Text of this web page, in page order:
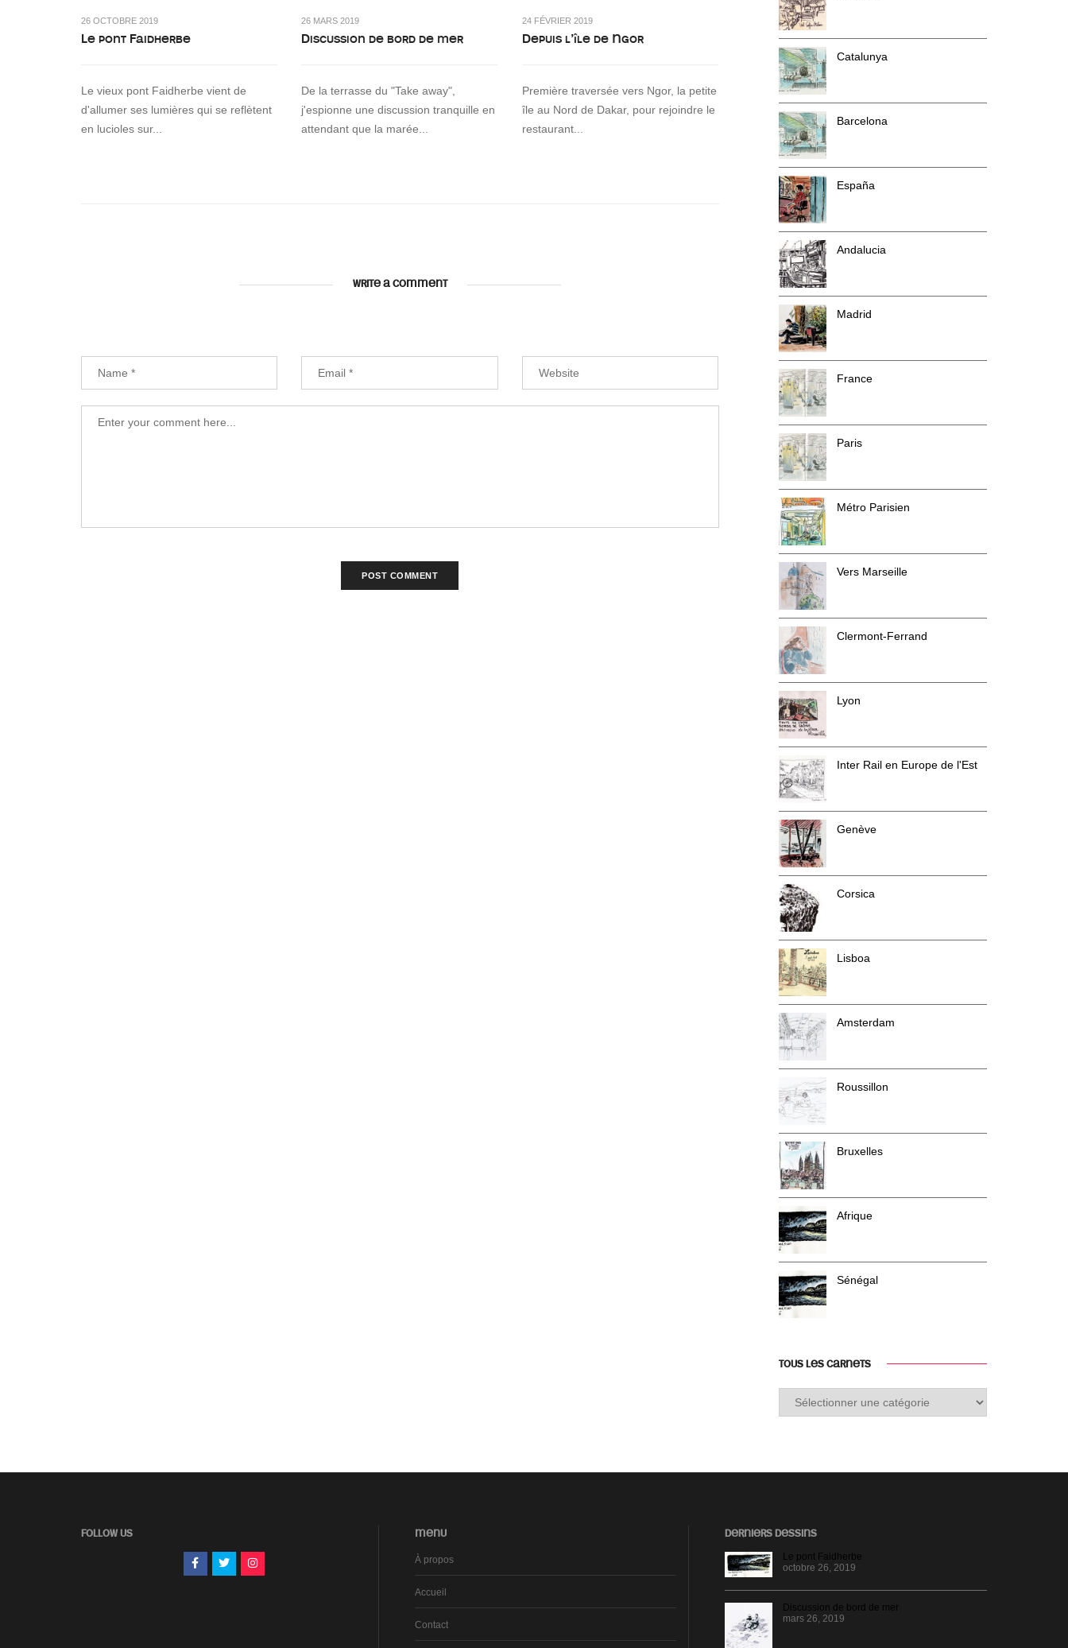
26 OCTOBRE 2019
Le pont Faidherbe
Le vieux pont Faidherbe vient de
d'allumer ses lumières qui se reflètent
en lucioles sur...
26 MARS 2019
Discussion de bord de mer
De la terrasse du "Take away",
j'espionne une discussion tranquille en
attendant que la marée...
24 FÉVRIER 2019
Depuis l’île de Ngor
Première traversée vers Ngor, la petite
île au Nord de Dakar, pour rejoindre le
restaurant...
WRITE A COMMENT
Catalunya
Barcelona
España
Andalucia
Madrid
France
Paris
Métro Parisien
Vers Marseille
Clermont-Ferrand
Lyon
Inter Rail en Europe de l'Est
Genève
Corsica
Lisboa
Amsterdam
Roussillon
Bruxelles
Afrique
Sénégal
TOUS LES CARNETS
Tous
les
FOLLOW US MENU
À propos
Accueil
Contact
DERNIERS DESSINS
Le pont Faidherbe
octobre 26, 2019
Discussion de bord de mer
mars 26, 2019